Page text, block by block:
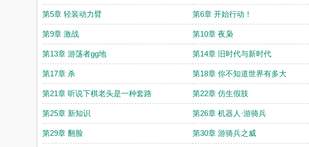
第5章 轻装动力臂 第6章 开始行动！
第9章 激战 第10章 夜枭
第13章 游荡者gg地 第14章 旧时代与新时代
第17章 杀 第18章 你不知道世界有多大
第21章 听说下棋老头是一种套路 第22章 仿生假肢
第25章 新知识 第26章 机器人·游骑兵
第29章 翻脸 第30章 游骑兵之威